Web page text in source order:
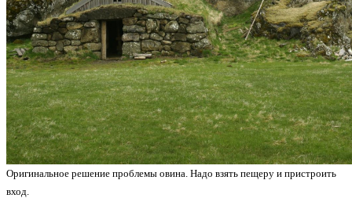
Оригинальное решение проблемы овина. Надо взять пещеру и пристроить
вход.